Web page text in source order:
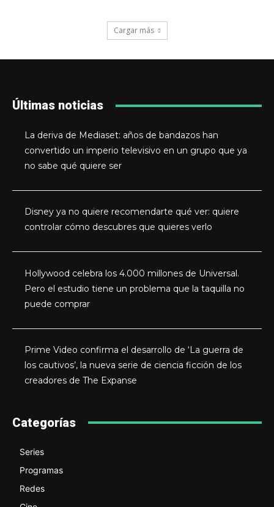
Cargar más
Últimas noticias
La deriva de Mediaset: años de bandazos han
convertido un imperio televisivo en un grupo que ya
no sabe qué quiere ser
Disney ya no quiere recomendarte qué ver: quiere
controlar cómo descubres que quieres verlo
Hollywood celebra los 4.000 millones de Universal.
Pero el estudio tiene un problema que la taquilla no
puede comprar
Prime Video confirma el desarrollo de ‘La guerra de
los cautivos’, la nueva serie de ciencia ficción de los
creadores de The Expanse
Categorías
Series
Programas
Redes